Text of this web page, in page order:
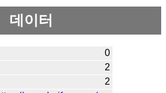
데이터
0
2
2